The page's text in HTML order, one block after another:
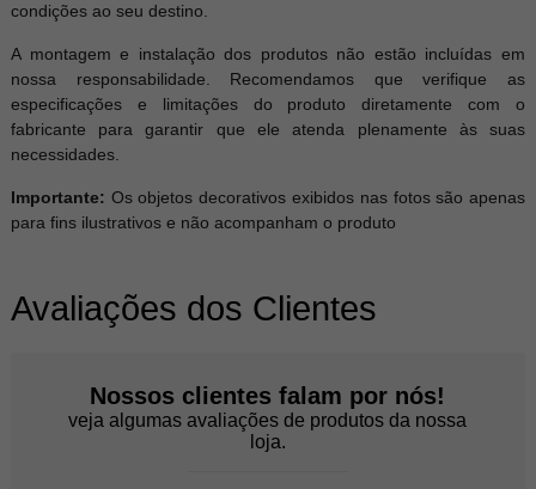
condições ao seu destino.
A montagem e instalação dos produtos não estão incluídas em
nossa responsabilidade. Recomendamos que verifique as
especificações e limitações do produto diretamente com o
fabricante para garantir que ele atenda plenamente às suas
necessidades.
Importante: Os objetos decorativos exibidos nas fotos são apenas
para fins ilustrativos e não acompanham o produto
Avaliações dos Clientes
Nossos clientes falam por nós!
veja algumas avaliações de produtos da nossa
loja.